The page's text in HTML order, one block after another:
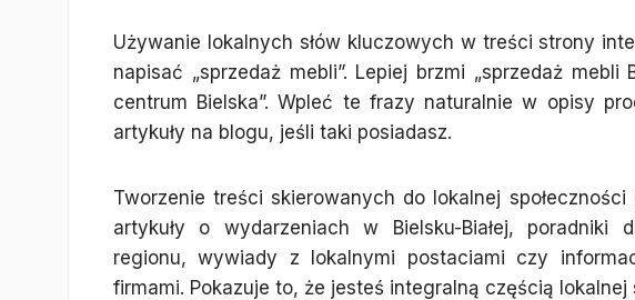
Używanie lokalnych słów kluczowych w treści strony
napisać „sprzedaż mebli”. Lepiej brzmi „sprzedaż mebli
centrum Bielska”. Wpleć te frazy naturalnie w opisy
artykuły na blogu, jeśli taki posiadasz.
Tworzenie treści skierowanych do lokalnej
artykuły o wydarzeniach w Bielsku-Białej, poradniki
regionu, wywiady z lokalnymi postaciami czy
firmami. Pokazuje to, że jesteś integralną częścią lokalnej